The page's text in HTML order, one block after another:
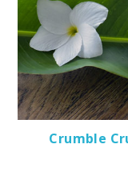
Crumble